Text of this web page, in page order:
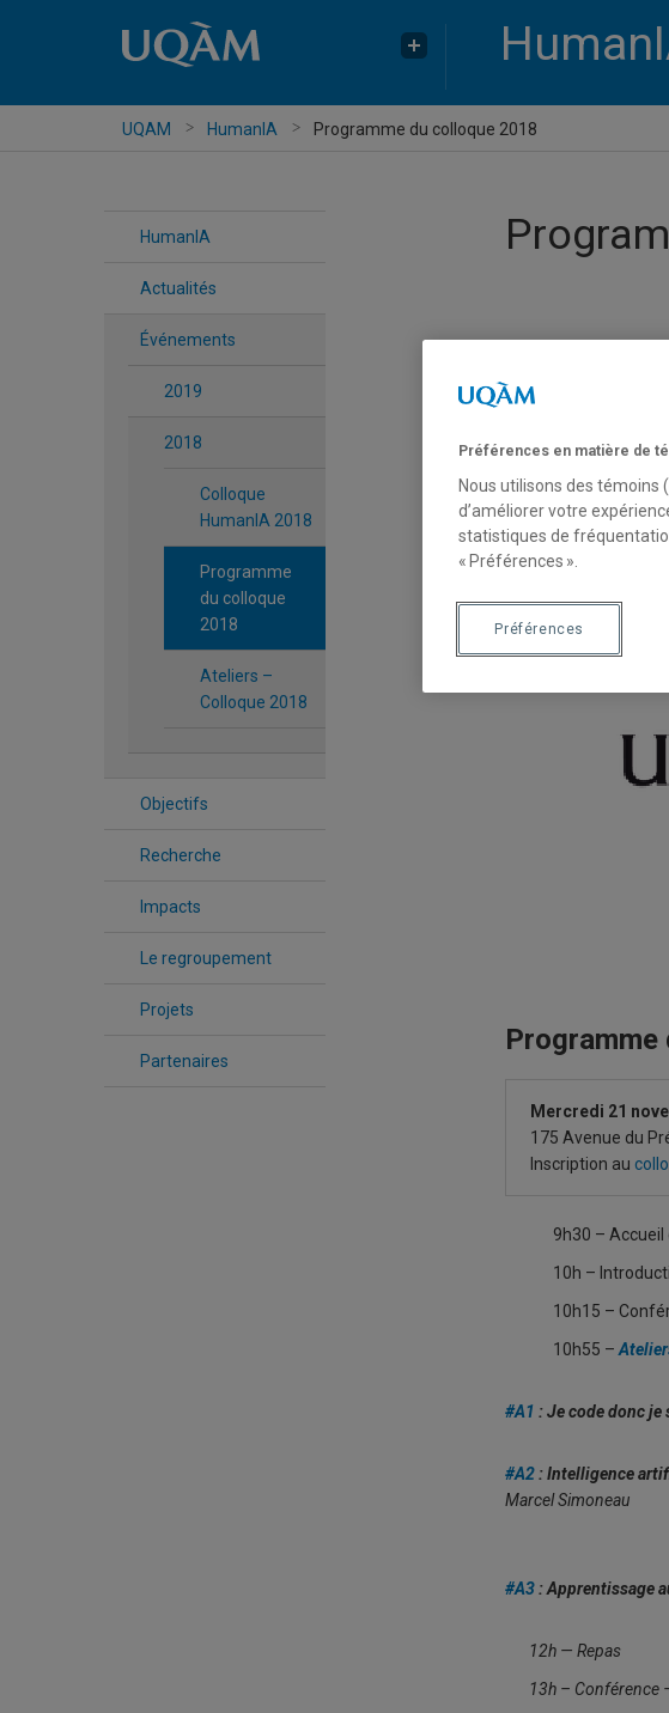
UQAM HumanIA Programme du colloque 2018
HumanIA
Actualités
Événements
2019
2018
Colloque
HumanIA 2018
Programme
du colloque
2018
Ateliers –
Colloque 2018
Objectifs
Recherche
Impacts
Le regroupement
Projets
Partenaires
Programme
Mercredi 21
175 Avenue du
Inscription au
9h30 –
10h –
10h15 –
10h55 –
#A1 : Je code donc je
#A2: Intelligence
Marcel Simoneau
#A3: Apprentissage
12h — Repas
13h – Conférence
Préférences en matière de
Nous utilisons des
d’améliorer votre
statistiques de
« Préférences ».
Préférences